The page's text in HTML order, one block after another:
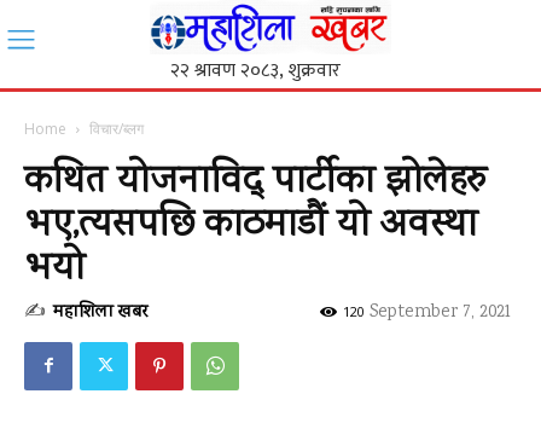
Home विचार/ब्लग
कथित योजनाविद् पार्टीका झोलेहरु
भए,त्यसपछि काठमाडौं यो अवस्था
भयो
✍ महाशिला खबर September 7, 2021
120